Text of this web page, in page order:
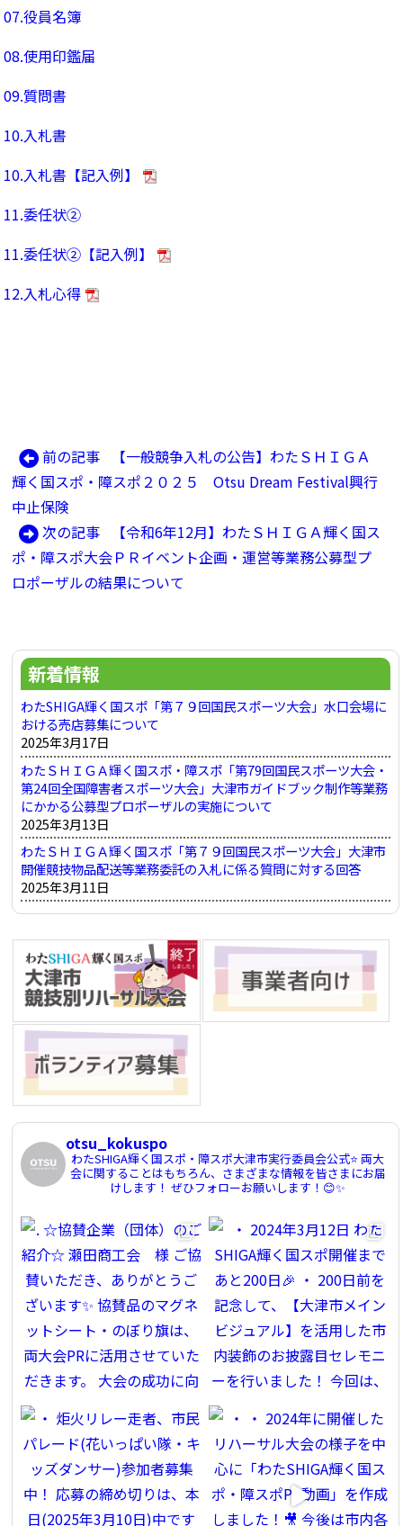
07.役員名簿
08.使用印鑑届
09.質問書
10.入札書
10.入札書【記入例】
11.委任状②
11.委任状②【記入例】
12.入札心得
投
稿
ナ
ビ
ゲ
ョ
前の記事
前
の
事:
【一般競争入札の公告】わたＳＨＩＧＡ
輝く国スポ・障スポ２０２５ Otsu Dream Festival興行
中止保険
次の記事
次
の
記
【令和6年12月】わたＳＨＩＧＡ輝く国ス
ポ・障スポ大会ＰＲイベント企画・運営等業務公募型プ
ロポーザルの結果について
新着情報
わたSHIGA輝く国スポ「第７９回国民スポーツ大会」水口会場に
おける売店募集について
2025年3月17日
わたＳＨＩＧＡ輝く国スポ・障スポ「第79回国民スポーツ大会・
第24回全国障害者スポーツ大会」大津市ガイドブック制作等業務
にかかる公募型プロポーザルの実施について
2025年3月13日
わたＳＨＩＧＡ輝く国スポ「第７９回国民スポーツ大会」大津市
開催競技物品配送等業務委託の入札に係る質問に対する回答
2025年3月11日
otsu_kokuspo
わたSHIGA輝く国スポ・障スポ大津市実行委員会公式⭐️両大
会に関することはもちろん、さまざまな情報を皆さまにお届
けします！ ぜひフォローお願いします！😊✨